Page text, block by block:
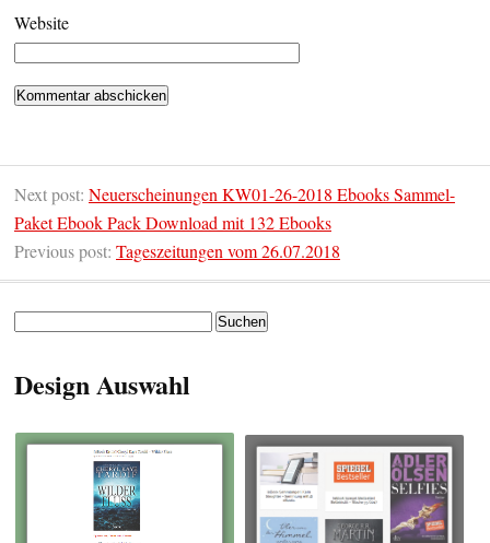
Website
Next post: Neuerscheinungen KW01-26-2018 Ebooks Sammel-
Paket Ebook Pack Download mit 132 Ebooks
Previous post: Tageszeitungen vom 26.07.2018
Design Auswahl